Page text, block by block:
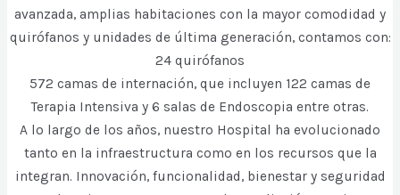
avanzada, amplias habitaciones con la mayor comodidad y
quirófanos y unidades de última generación, contamos con:
24 quirófanos
572 camas de internación, que incluyen 122 camas de
Terapia Intensiva y 6 salas de Endoscopia entre otras.
A lo largo de los años, nuestro Hospital ha evolucionado
tanto en la infraestructura como en los recursos que la
integran. Innovación, funcionalidad, bienestar y seguridad